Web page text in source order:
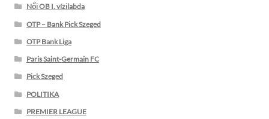
Női OB I. vízilabda
OTP – Bank Pick Szeged
OTP Bank Liga
Paris Saint-Germain FC
Pick Szeged
POLITIKA
PREMIER LEAGUE